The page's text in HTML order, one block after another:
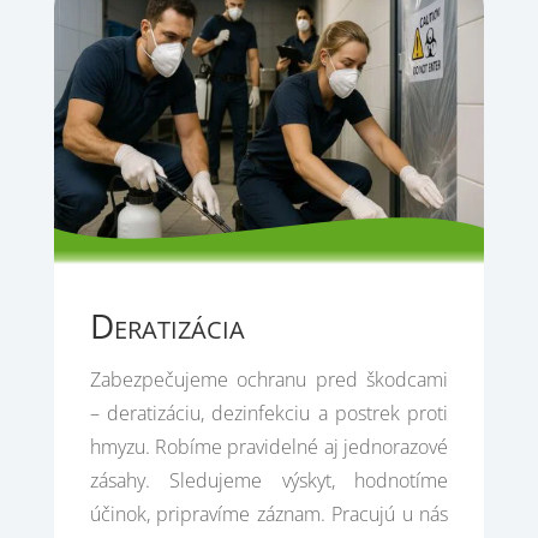
Deratizácia
Zabezpečujeme ochranu pred škodcami
– deratizáciu, dezinfekciu a postrek proti
hmyzu. Robíme pravidelné aj jednorazové
zásahy. Sledujeme výskyt, hodnotíme
účinok, pripravíme záznam. Pracujú u nás